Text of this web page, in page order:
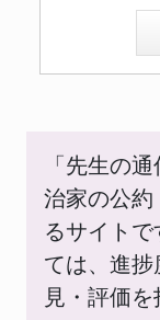
「先生の
治家の公
るサイト
ては、進
見・評価を